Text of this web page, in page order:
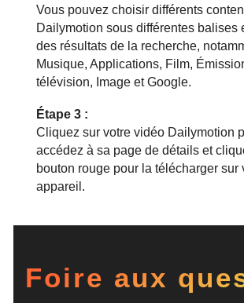
Vous pouvez choisir différents
Dailymotion sous différentes balises
des résultats de la recherche,
Musique, Applications, Film,
télévision, Image et Google.
Étape 3 :
Cliquez sur votre vidéo Dailymotion
accédez à sa page de détails et
bouton rouge pour la télécharger sur
appareil.
Foire aux